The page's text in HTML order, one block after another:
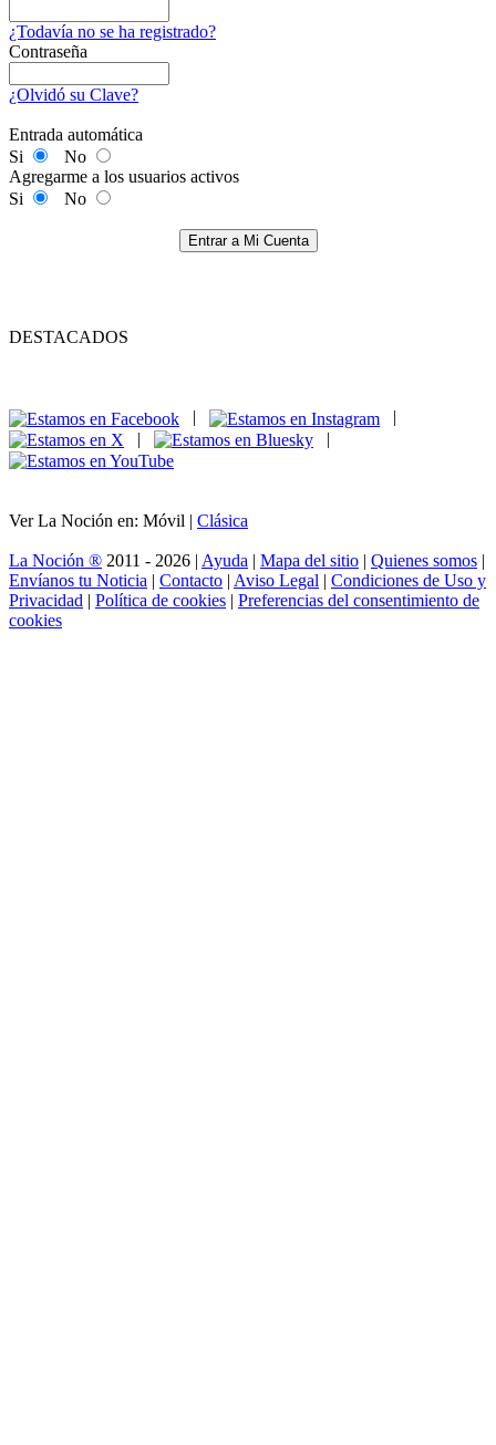
¿Todavía no se ha registrado?
Contraseña
¿Olvidó su Clave?
Entrada automática
Si
No
Agregarme a los usuarios activos
Si
No
Entrar a Mi Cuenta
DESTACADOS
|
|
Ver La Noción en: Móvil | Clásica
La Noción ® 2011 - 2026 | Ayuda | Mapa del sitio | Quienes somos |
Envíanos tu Noticia | Contacto | Aviso Legal | Condiciones de Uso y
Privacidad | Política de cookies | Preferencias del consentimiento de
cookies